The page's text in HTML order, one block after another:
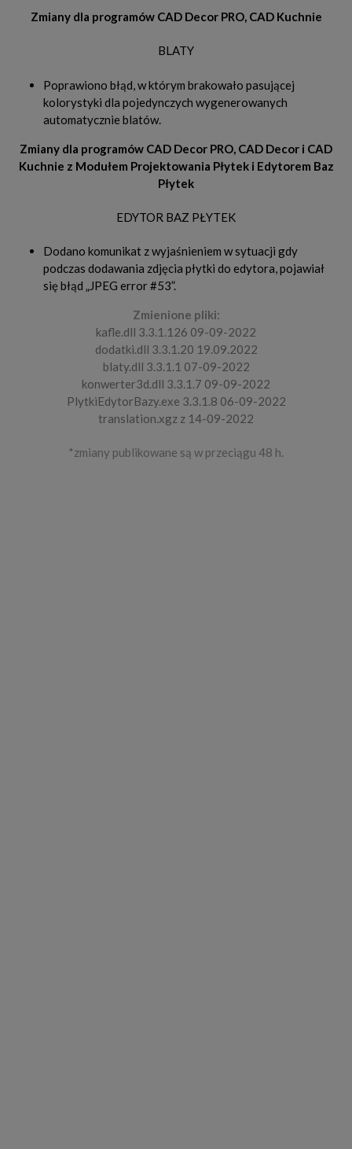
Zmiany dla programów CAD Decor PRO, CAD Kuchnie
BLATY
Poprawiono błąd, w którym brakowało pasującej
kolorystyki dla pojedynczych wygenerowanych
automatycznie blatów.
Zmiany dla programów CAD Decor PRO, CAD Decor i CAD
Kuchnie z Modułem Projektowania Płytek i Edytorem Baz
Płytek
EDYTOR BAZ PŁYTEK
Dodano komunikat z wyjaśnieniem w sytuacji gdy
podczas dodawania zdjęcia płytki do edytora, pojawiał
się błąd „JPEG error #53”.
Zmienione pliki:
kafle.dll 3.3.1.126 09-09-2022
dodatki.dll 3.3.1.20 19.09.2022
blaty.dll 3.3.1.1 07-09-2022
konwerter3d.dll 3.3.1.7 09-09-2022
PlytkiEdytorBazy.exe 3.3.1.8 06-09-2022
translation.xgz z 14-09-2022
*zmiany publikowane są w przeciągu 48 h.